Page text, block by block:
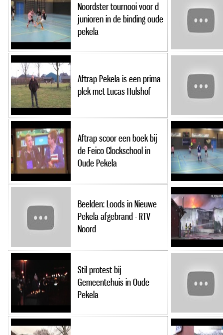
Noordster tournooi voor d
junioren in de binding oude
pekela
Aftrap Pekela is een prima
plek met Lucas Hulshof
Aftrap scoor een boek bij
de Feico Clockschool in
Oude Pekela
Beelden: Loods in Nieuwe
Pekela afgebrand - RTV
Noord
Stil protest bij
Gemeentehuis in Oude
Pekela